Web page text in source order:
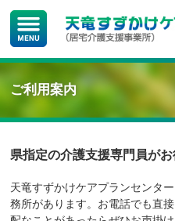
ご利用案内
県指定の介護支援専門員がお
天竜すずかけケアプランセンタ
務所があります。お電話でも直